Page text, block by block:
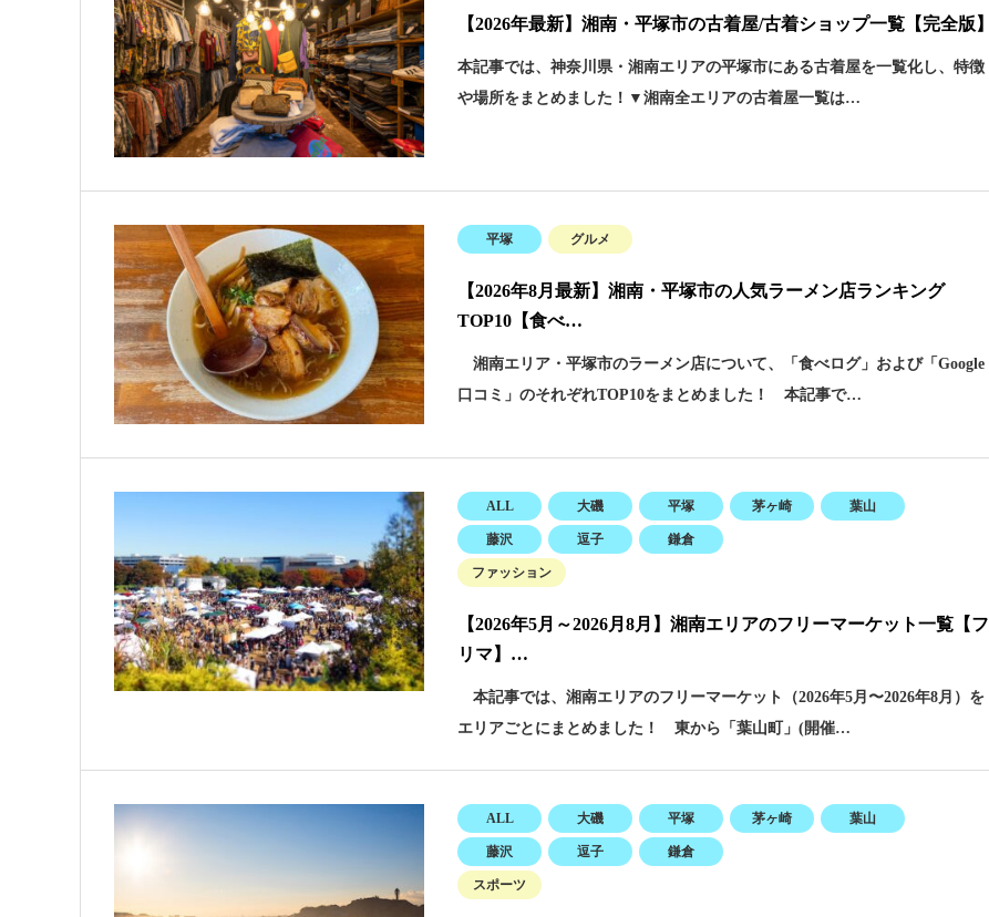
【2026年最新】湘南・平塚市の古着屋/古着ショップ一覧【完全版】
本記事では、神奈川県・湘南エリアの平塚市にある古着屋を一覧化し、特徴
や場所をまとめました！▼湘南全エリアの古着屋一覧は…
平塚 グルメ
【2026年8月最新】湘南・平塚市の人気ラーメン店ランキング
TOP10【食べ…
湘南エリア・平塚市のラーメン店について、「食べログ」および「Google
口コミ」のそれぞれTOP10をまとめました！ 本記事で…
ALL 大磯 平塚 茅ヶ崎 葉山
藤沢 逗子 鎌倉
ファッション
【2026年5月～2026月8月】湘南エリアのフリーマーケット一覧【フ
リマ】…
本記事では、湘南エリアのフリーマーケット（2026年5月〜2026年8月）を
エリアごとにまとめました！ 東から「葉山町」(開催…
ALL 大磯 平塚 茅ヶ崎 葉山
藤沢 逗子 鎌倉
スポーツ